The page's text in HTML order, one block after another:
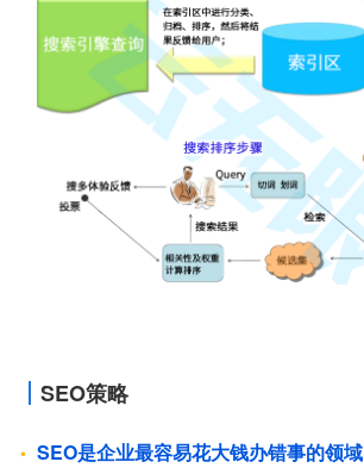
SEO策略
SEO是企业最容易花大钱办错事的领域